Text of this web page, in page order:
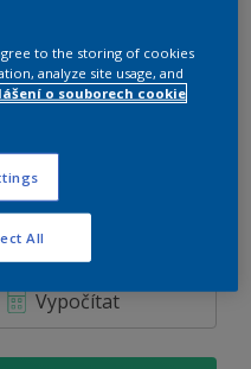
Změnit odstín
pro výpočet barvy
Vypočítat
to the storing of cookies
analyze site usage, and
o souborech cookie
All